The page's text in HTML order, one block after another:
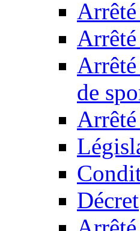
de
Décret